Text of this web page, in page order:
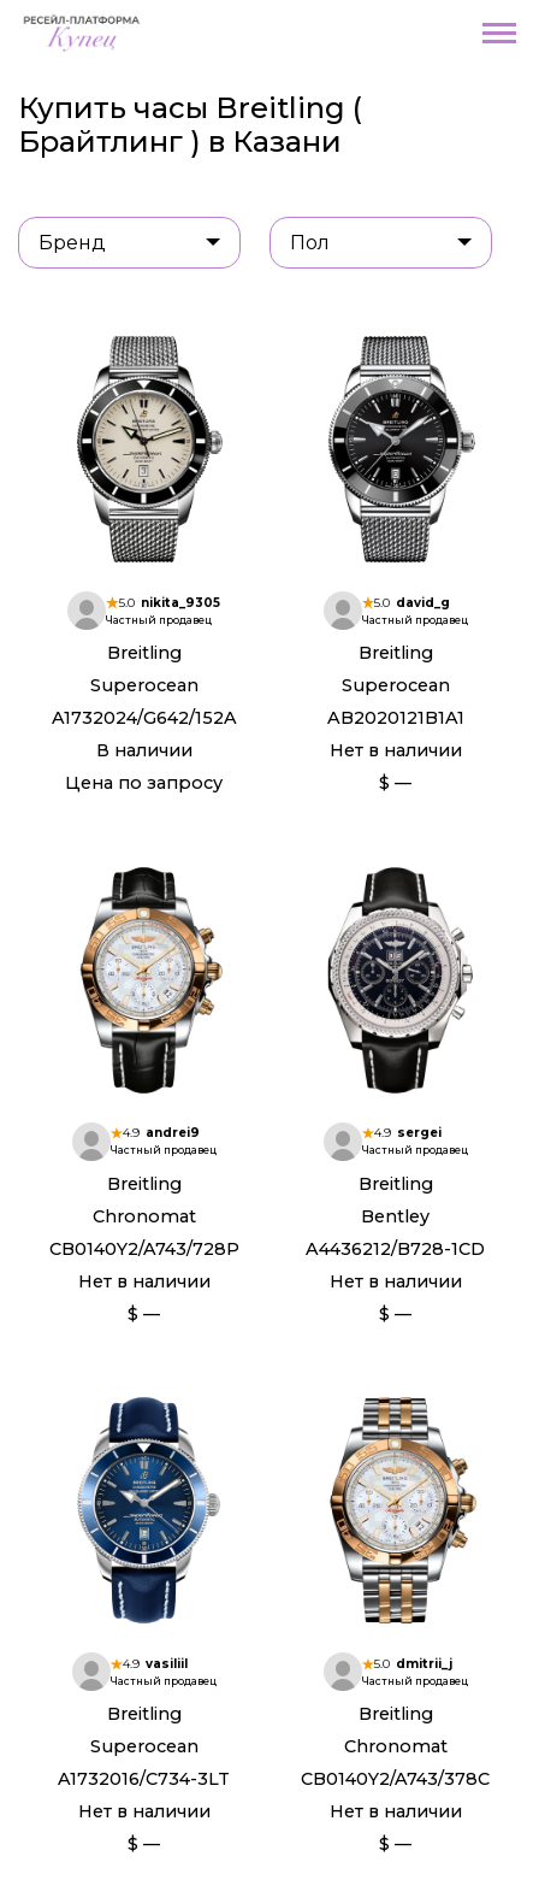
Купить часы Breitling (
Брайтлинг ) в Казани
Бренд Пол
5.0 nikita_9305
Частный продавец
Breitling
Superocean
A1732024/G642/152A
В наличии
Цена по запросу
5.0 david_g
Частный продавец
Breitling
Superocean
AB2020121B1A1
Нет в наличии
$ —
4.9 andrei9
Частный продавец
Breitling
Chronomat
CB0140Y2/A743/728P
Нет в наличии
$ —
4.9 sergei
Частный продавец
Breitling
Bentley
A4436212/B728-1CD
Нет в наличии
$ —
4.9 vasiliil
Частный продавец
Breitling
Superocean
A1732016/C734-3LT
Нет в наличии
$ —
5.0 dmitrii_j
Частный продавец
Breitling
Chronomat
CB0140Y2/A743/378C
Нет в наличии
$ —